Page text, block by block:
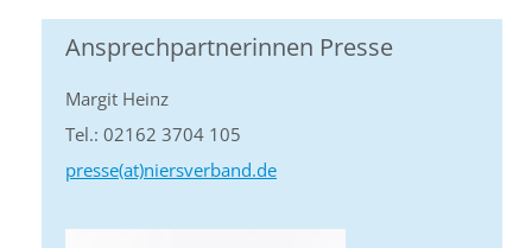
Ansprechpartnerinnen Presse
Margit Heinz
Tel.: 02162 3704 105
presse(at)niersverband.de